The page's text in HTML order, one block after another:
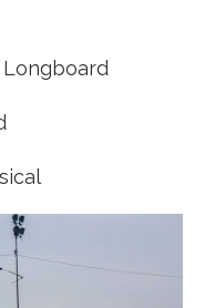
Longboard